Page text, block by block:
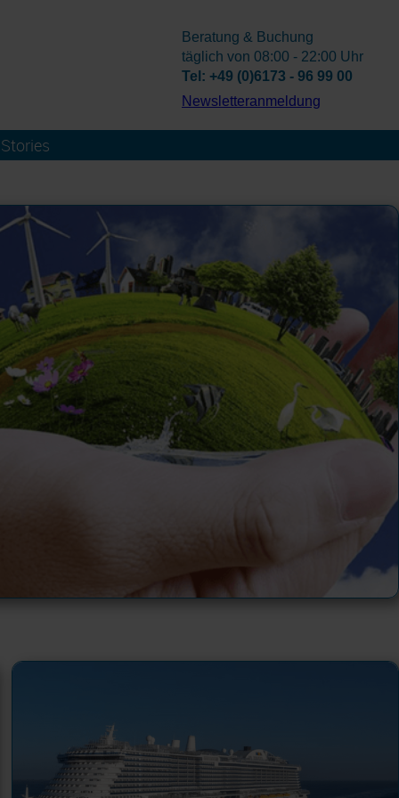
Beratung & Buchung
täglich von 08:00 - 22:00 Uhr
Tel: +49 (0)6173 - 96 99 00
­Newsletteranmeldung